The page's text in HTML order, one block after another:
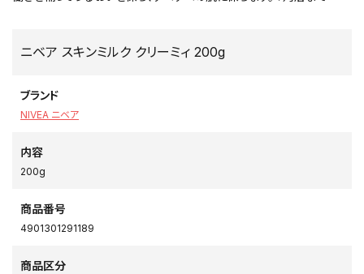
ニベア スキンミルク クリーミィ 200g
ブランド
NIVEA ニベア
内容
200g
商品番号
4901301291189
商品区分